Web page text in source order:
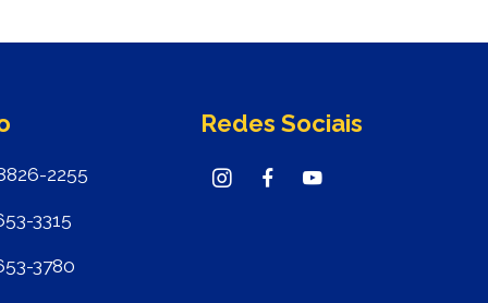
2255
3315
3780
Redes Sociais